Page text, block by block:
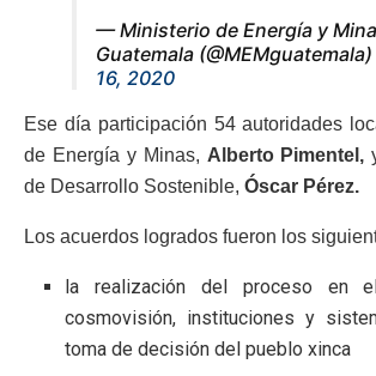
— Ministerio de Energía y
Guatemala (@MEMguatemala)
16, 2020
Ese día participación 54 autoridades
de Energía y Minas, Alberto Pimentel,
de Desarrollo Sostenible, Óscar Pérez.
Los acuerdos logrados fueron los
la realización del proceso en
cosmovisión, instituciones y
toma de decisión del pueblo xinca